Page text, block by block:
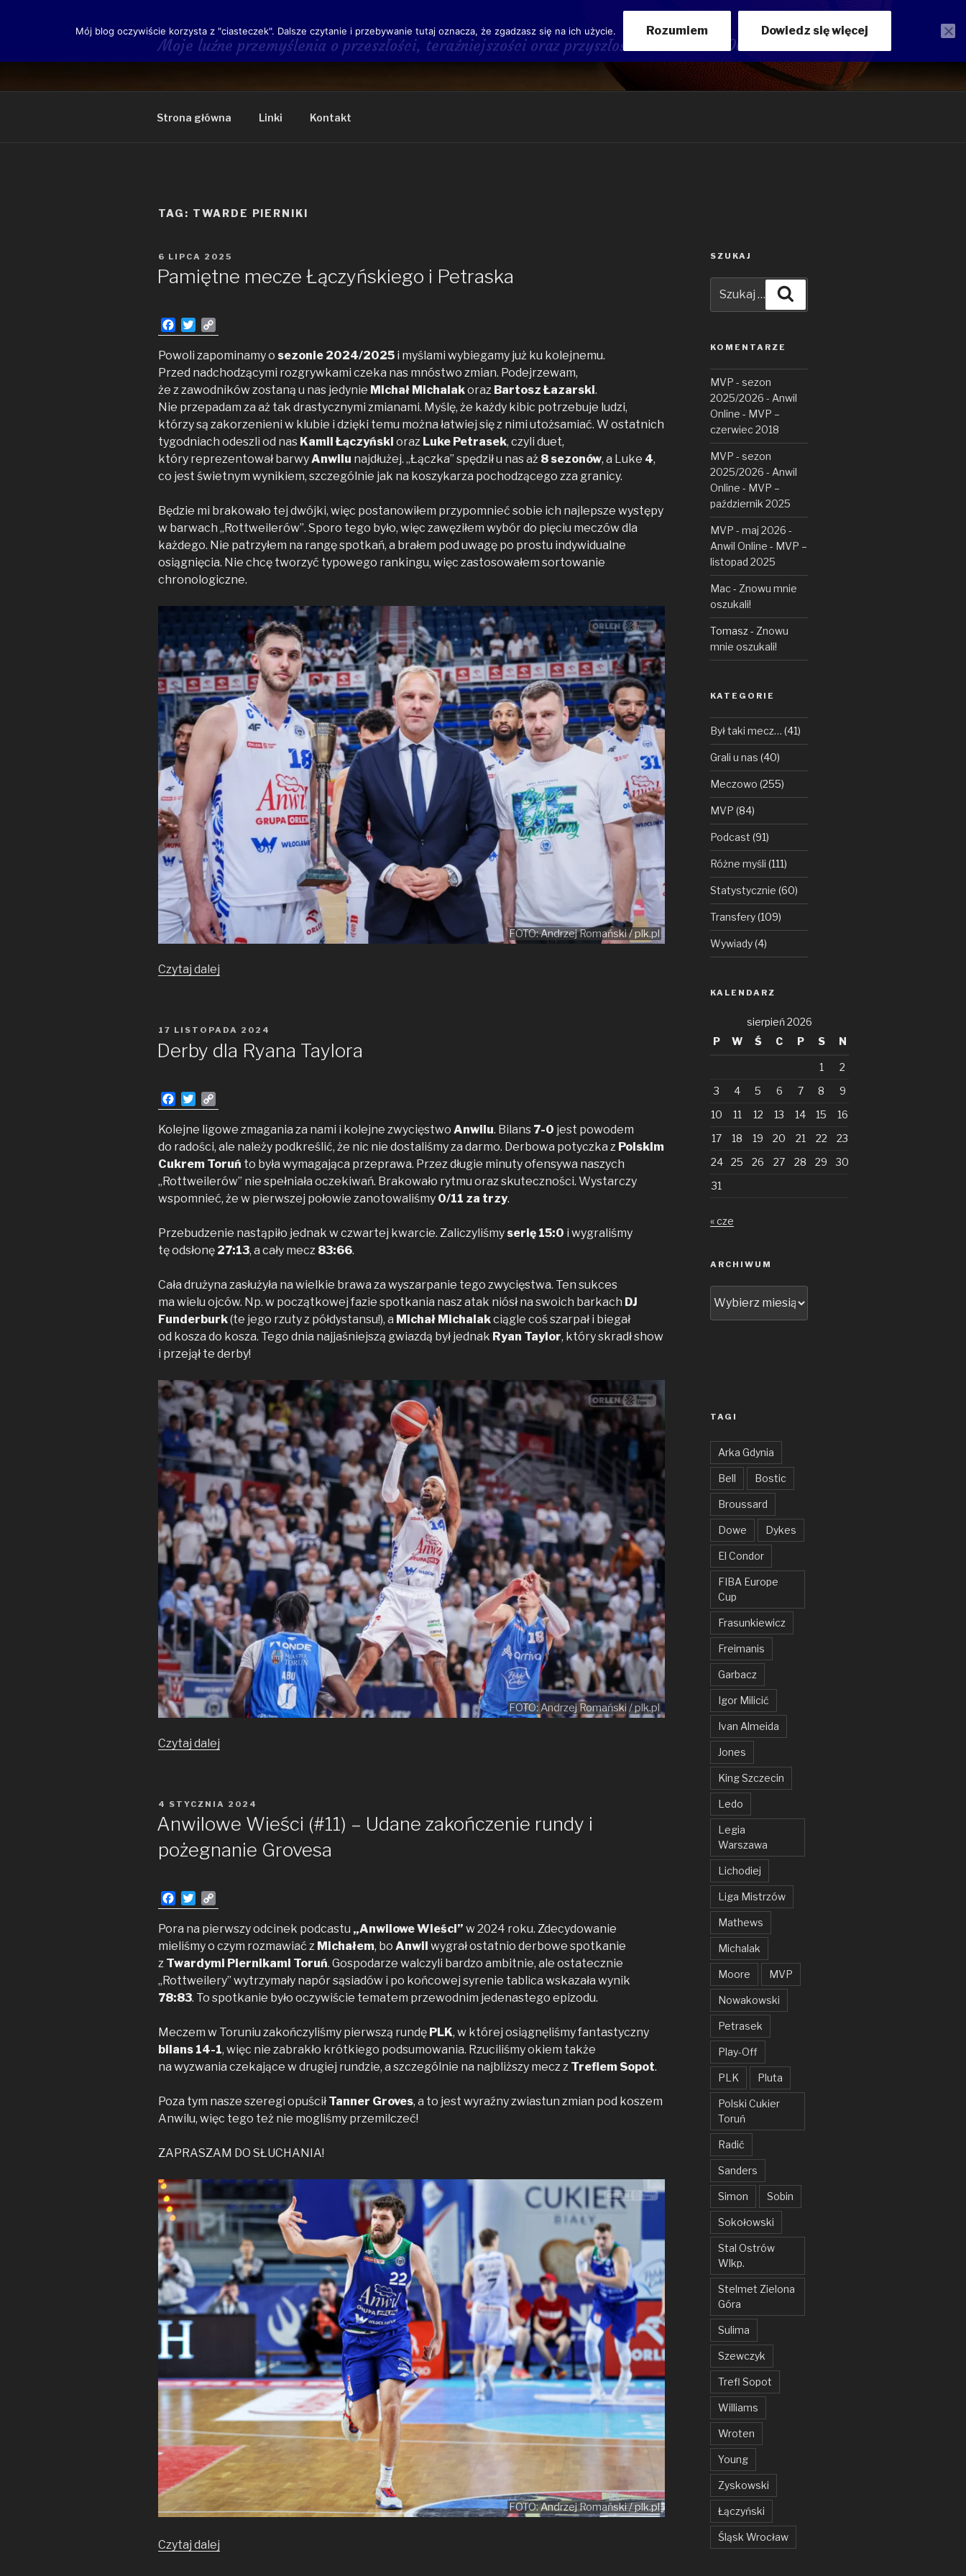
Moje luźne przemyślenia o przeszłości, teraźniejszości oraz przyszłości ANWILU WŁOCŁAWEK
Strona główna Linki Kontakt
TAG: TWARDE PIERNIKI
OPUBLIKOWANE
6 LIPCA 2025
Pamiętne mecze Łączyńskiego i Petraska
a
c
e
o
o
k
w
i
t
e
r
o
p
y
i
n
k
Powoli zapominamy o sezonie 2024/2025 i myślami wybiegamy już ku kolejnemu.
Przed nadchodzącymi rozgrywkami czeka nas mnóstwo zmian. Podejrzewam,
że z zawodników zostaną u nas jedynie Michał Michalakoraz Bartosz Łazarski.
Nie przepadam za aż tak drastycznymi zmianami. Myślę, że każdy kibic potrzebuje ludzi,
którzy są zakorzenieni w klubie i dzięki temu można łatwiej się z nimi utożsamiać. W ostatnich
tygodniach odeszli od nas Kamil Łączyński oraz Luke Petrasek, czyli duet,
który reprezentował barwyAnwilu najdłużej. „Łączka” spędził u nas aż 8 sezonów, a Luke 4,
co jest świetnym wynikiem, szczególnie jak na koszykarza pochodzącego zza granicy.
Będzie mi brakowało tej dwójki, więc postanowiłem przypomnieć sobie ich najlepsze występy
w barwach „Rottweilerów”. Sporo tego było, więc zawęziłem wybór do pięciu meczów dla
każdego. Nie patrzyłem na rangę spotkań, a brałem pod uwagę po prostu indywidualne
osiągnięcia. Nie chcę tworzyć typowego rankingu, więc zastosowałem sortowanie
chronologiczne.
FOTO: Andrzej Romański / plk.pl
Czytaj dalej
OPUBLIKOWANE
17 LISTOPADA 2024
Derby dla Ryana Taylora
a
c
e
o
o
k
w
i
t
e
r
o
p
y
i
n
k
Kolejne ligowe zmagania za nami i kolejne zwycięstwo Anwilu. Bilans 7-0 jest powodem
do radości, ale należy podkreślić, że nic nie dostaliśmy za darmo. Derbowa potyczka z Polskim
Cukrem Toruń to była wymagająca przeprawa. Przez długie minuty ofensywa naszych
„Rottweilerów” nie spełniała oczekiwań. Brakowało rytmu oraz skuteczności. Wystarczy
wspomnieć, że w pierwszej połowie zanotowaliśmy 0/11 za trzy.
Przebudzenie nastąpiło jednak w czwartej kwarcie. Zaliczyliśmy serię 15:0 i wygraliśmy
tę odsłonę 27:13, a cały mecz 83:66.
Cała drużyna zasłużyła na wielkie brawa za wyszarpanie tego zwycięstwa. Ten sukces
ma wielu ojców. Np. w początkowej fazie spotkania nasz atak niósł na swoich barkach DJ
Funderburk(te jego rzuty z półdystansu!), a Michał Michalakciągle coś szarpał i biegał
od kosza do kosza. Tego dnia najjaśniejszą gwiazdą był jednak Ryan Taylor, który skradł show
i przejął te derby!
FOTO: Andrzej Romański / plk.pl
Czytaj dalej
OPUBLIKOWANE
4 STYCZNIA 2024
Anwilowe Wieści (#11) – Udane zakończenie rundy i
pożegnanie Grovesa
a
c
e
o
o
k
w
i
t
t
e
r
o
p
y
L
i
n
k
Pora na pierwszy odcinek podcastu „Anwilowe Wieści” w 2024 roku. Zdecydowanie
mieliśmy o czym rozmawiać z Michałem, bo Anwil wygrał ostatnio derbowe spotkanie
z Twardymi Piernikami Toruń. Gospodarze walczyli bardzo ambitnie, ale ostatecznie
„Rottweilery” wytrzymały napór sąsiadów i po końcowej syrenie tablica wskazała wynik
78:83. To spotkanie było oczywiście tematem przewodnim jedenastego epizodu.
Meczem w Toruniu zakończyliśmy pierwszą rundę PLK, w której osiągnęliśmy fantastyczny
bilans 14-1, więc nie zabrakło krótkiego podsumowania. Rzuciliśmy okiem także
na wyzwania czekające w drugiej rundzie, a szczególnie na najbliższy mecz z Treflem Sopot.
Poza tym nasze szeregi opuściłTanner Groves, a to jest wyraźny zwiastun zmian pod koszem
Anwilu, więc tego też nie mogliśmy przemilczeć!
ZAPRASZAM DO SŁUCHANIA!
FOTO: Andrzej Romański / plk.pl
Czytaj dalej
SZUKAJ
KOMENTARZE
MVP - sezon
2025/2026 - Anwil
Online - MVP –
czerwiec 2018
MVP - sezon
2025/2026 - Anwil
Online - MVP –
październik 2025
MVP - maj 2026 -
Anwil Online - MVP –
listopad 2025
Mac - Znowu mnie
oszukali!
Tomasz- Znowu
mnie oszukali!
KATEGORIE
Był taki mecz… (41)
Grali u nas (40)
Meczowo (255)
MVP (84)
Podcast (91)
Różne myśli (111)
Statystycznie (60)
Transfery(109)
Wywiady(4)
KALENDARZ
sierpień 2026
P
W Ś C P S N
1
2
3
4 5 6 7 8
9
10
11 12 13 14 15
16
17
18 19 20 21 22
23
24
25 26 27 28 29
30
31
« cze
ARCHIWUM
TAGI
Arka Gdynia
Bell Bostic
Broussard
Dowe Dykes
El Condor
FIBA Europe
Cup
Frasunkiewicz
Freimanis
Garbacz
Igor Milicić
Ivan Almeida
Jones
King Szczecin
Ledo
Legia
Warszawa
Lichodiej
Liga Mistrzów
Mathews
Michalak
Moore MVP
Nowakowski
Petrasek
Play-Off
PLK Pluta
Polski Cukier
Toruń
Radić
Sanders
Simon Sobin
Sokołowski
Stal Ostrów
Wlkp.
Stelmet Zielona
Góra
Sulima
Szewczyk
Trefl Sopot
Williams
Wroten
Young
Zyskowski
Łączyński
Śląsk Wrocław
Mój blog oczywiście korzysta z "ciasteczek". Dalsze czytanie i przebywanie tutaj oznacza, że zgadzasz się na ich użycie. Rozumiem Dowiedz się więcej